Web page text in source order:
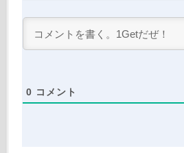
0 コメント